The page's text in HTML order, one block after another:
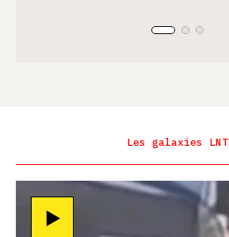
Les galaxies LNT